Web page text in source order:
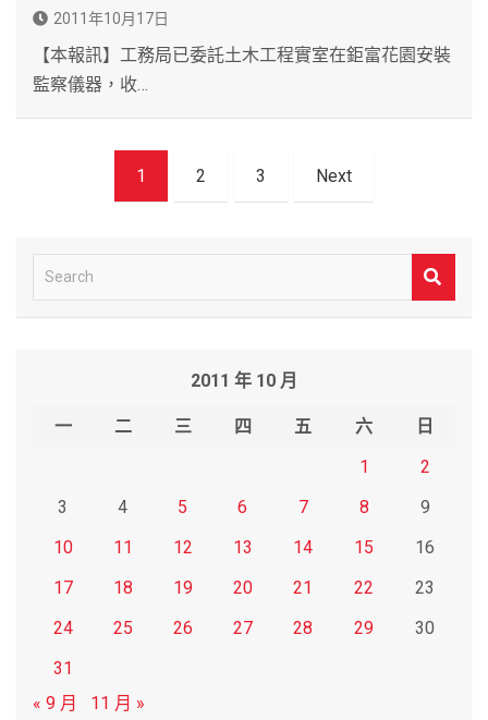
2011年10月17日
【本報訊】工務局已委託土木工程實室在鉅富花園安裝
監察儀器，收…
1 2 3 Next
e
2011 年 10 月
一 二 三 四 五 六
日
1
2
3
4 5 6 7 8
9
10
11 12 13 14 15
16
17
18 19 20 21 22
23
24
25 26 27 28 29
30
31
« 9 月
11 月 »